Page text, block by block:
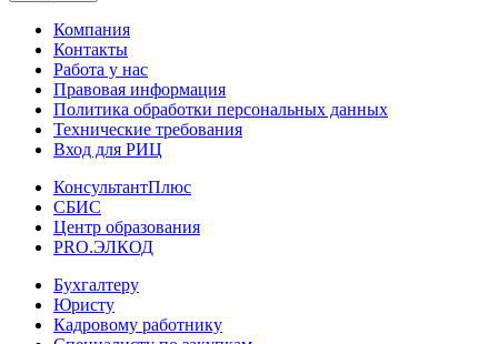
Компания
Контакты
Работа у нас
Правовая информация
Политика обработки персональных данных
Технические требования
Вход для РИЦ
КонсультантПлюс
СБИС
Центр образования
PRO.ЭЛКОД
Бухгалтеру
Юристу
Кадровому работнику